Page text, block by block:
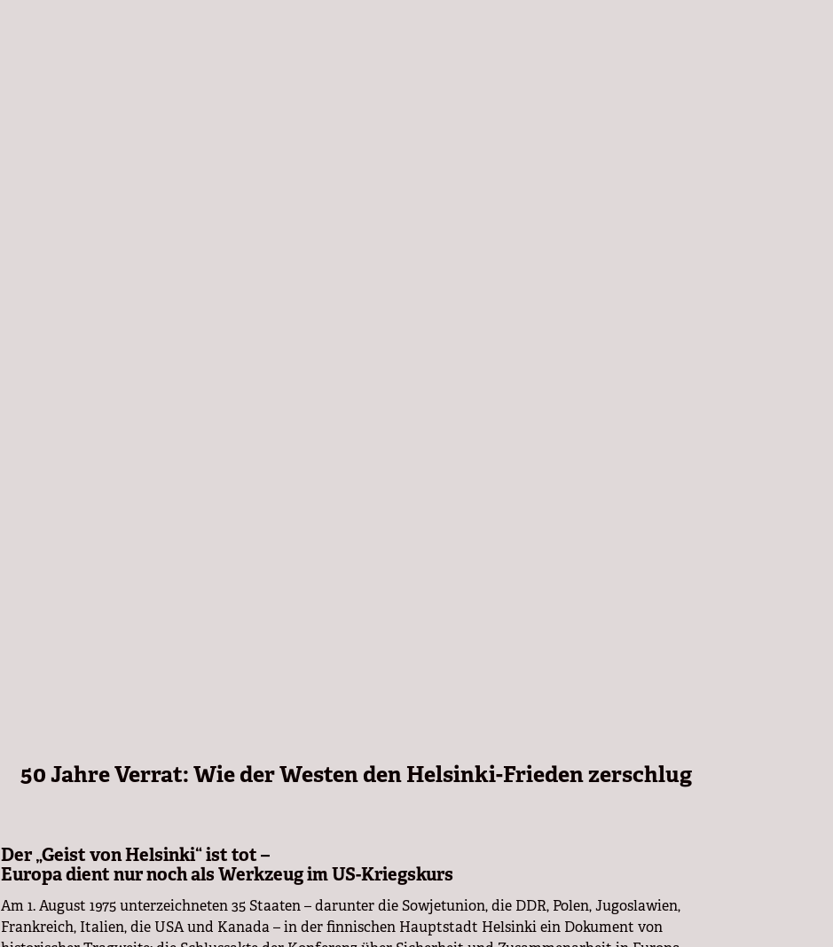
50 Jahre Verrat: Wie der Westen den Helsinki-Frieden zerschlug
Der „Geist von Helsinki“ ist tot –
Europa dient nur noch als Werkzeug im US-Kriegskurs
Am 1. August 1975 unterzeichneten 35 Staaten – darunter die Sowjetunion, die DDR, Polen, Jugoslawien,
Frankreich, Italien, die USA und Kanada – in der finnischen Hauptstadt Helsinki ein Dokument von